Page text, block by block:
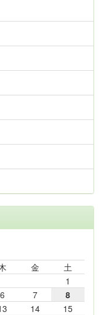
金
土
1
6 7
8
14
15